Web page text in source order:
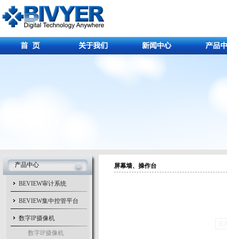
产品中心
BEVIEW审计系统
BEVIEW集中控管平台
数字IP摄像机
数字IP摄像机
屏幕墙、操作台